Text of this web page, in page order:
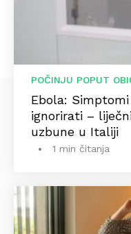
POČINJU POPUT
Ebola:
ignorirati –
uzbune u Italiji
1 min čitanja